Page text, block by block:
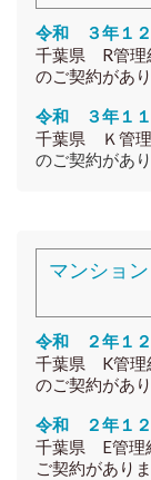
令和 ３年１
千葉県 R管理
のご契約があり
令和 ３年１
千葉県 Ｋ 管
のご契約があり
マンショ
令和 ２年１２
千葉県 K管理
のご契約があり
令和 ２年１２
千葉県 E管理
ご契約がありま